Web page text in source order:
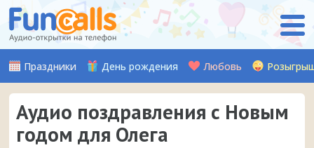
Праздники День рождения Любовь
Аудио поздравления с Новым
годом для Олега